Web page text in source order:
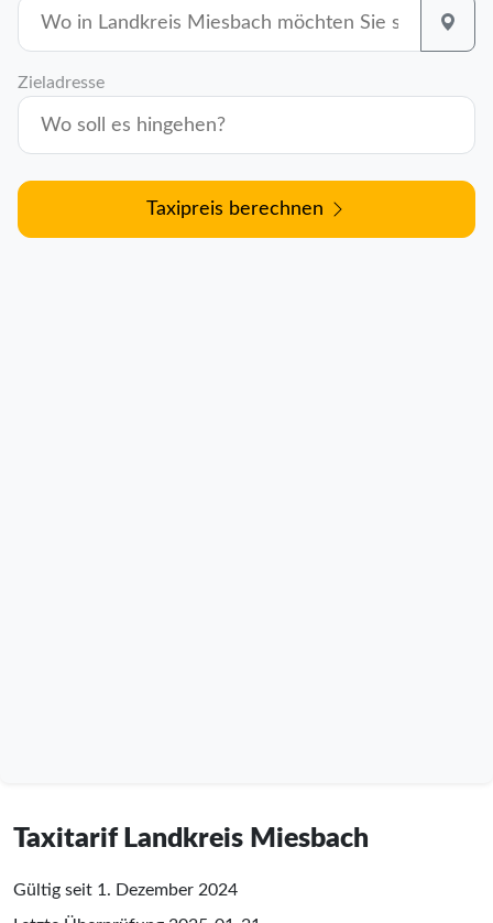
Zieladresse
Taxipreis berechnen
Taxitarif Landkreis Miesbach
Gültig seit 1. Dezember 2024